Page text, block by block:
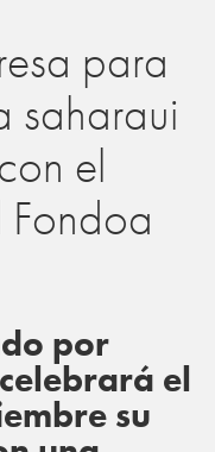
para
saharaui
el
por
el
su